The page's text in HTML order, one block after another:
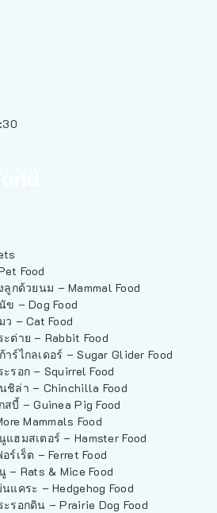
Food
ลูกด้วยนม – Mammal Food
ข – Dog Food
ว – Cat Food
ะต่าย – Rabbit Food
าร์ไกลเดอร์ – Sugar Glider Food
ะรอก – Squirrel Food
ชิล่า – Chinchilla Food
สบี้ – Guinea Pig Food
Mammals Food
แฮมสเตอร์ – Hamster Food
ร์เร็ต – Ferret Food
– Rats & Mice Food
นแคระ – Hedgehog Food
ะรอกดิน – Prairie Dog Food